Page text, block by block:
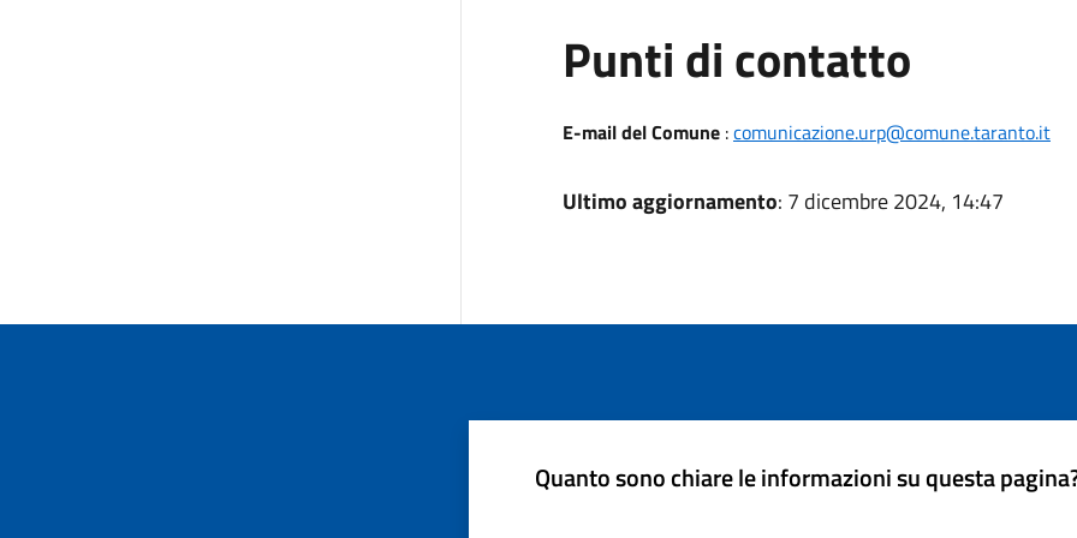
Punti di contatto
E-mail del Comune:comunicazione.urp@comune.taranto.it
Ultimo aggiornamento: 7 dicembre 2024, 14:47
Quanto sono chiare le informazioni su questa